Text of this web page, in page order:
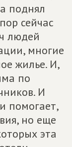
поднял
сейчас
людей
многие
жилье. И,
по
И
помогает,
но еще
эта